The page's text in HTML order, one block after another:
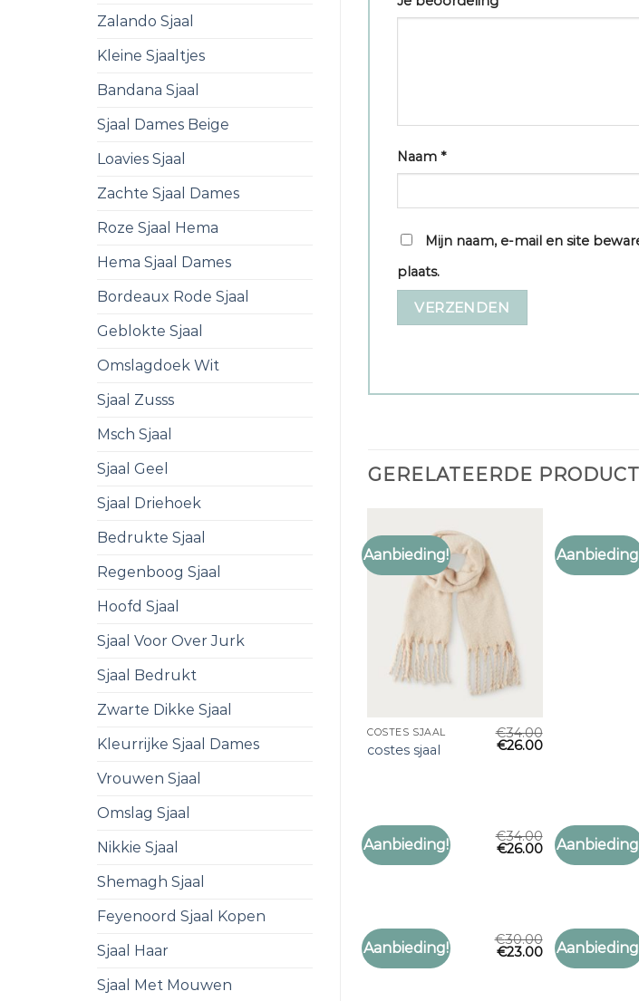
Zalando Sjaal
Kleine Sjaaltjes
Bandana Sjaal
Sjaal Dames Beige
Loavies Sjaal
Zachte Sjaal Dames
Roze Sjaal Hema
Hema Sjaal Dames
Bordeaux Rode Sjaal
Geblokte Sjaal
Omslagdoek Wit
Sjaal Zusss
Msch Sjaal
Sjaal Geel
Sjaal Driehoek
Bedrukte Sjaal
Regenboog Sjaal
Hoofd Sjaal
Sjaal Voor Over Jurk
Sjaal Bedrukt
Zwarte Dikke Sjaal
Kleurrijke Sjaal Dames
Vrouwen Sjaal
Omslag Sjaal
Nikkie Sjaal
Shemagh Sjaal
Feyenoord Sjaal Kopen
Sjaal Haar
Sjaal Met Mouwen
Naam *
Mijn naam, e-mail en site
plaats.
GERELATEERDE
Aanbieding!
Toevoegen
aan
verlanglijst
COSTES SJAAL
costes sjaal
€34.00
€26.00
COSTES SJAAL
costes sjaal
Aanbieding!
Toevoegen
COSTES SJAAL
costes sjaal
€34.00
€26.00
COSTES SJAAL
costes sjaal
Aanbieding!
Toevoegen
COSTES SJAAL
costes sjaal
€30.00
€23.00
COSTES SJAAL
costes sjaal